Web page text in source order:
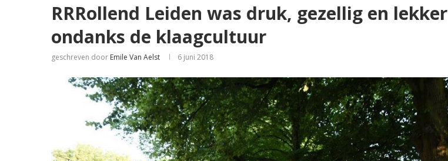
RRRollend Leiden was druk, gezellig en lekker
ondanks de klaagcultuur
geschreven door Emile Van Aelst 6 juni 2018